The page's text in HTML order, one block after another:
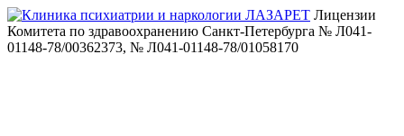
Лицензии
Комитета по здравоохранению Санкт-Петербурга № Л041-
01148-78/00362373, № Л041-01148-78/01058170